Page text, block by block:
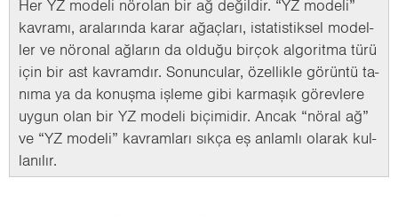
Her YZ mo­de­li nö­ro­lan bir ağ de­ğil­dir. “YZ mo­de­li”
kav­ra­mı, ara­la­rın­da karar ağaç­la­rı, is­ta­tis­tik­sel mo­del­
ler ve nö­ro­nal ağ­la­rın da ol­du­ğu bir­çok al­go­rit­ma türü
için bir ast kav­ram­dır. So­nun­cu­lar, özel­lik­le gö­rün­tü ta­
nı­ma ya da ko­nuş­ma iş­le­me gibi kar­ma­şık gö­rev­le­re
uygun olan bir YZ mo­de­li bi­çi­mi­dir. Ancak “nöral ağ”
ve “YZ mo­de­li” kav­ram­la­rı sıkça eş an­lam­lı ola­rak kul­
la­nı­lır.